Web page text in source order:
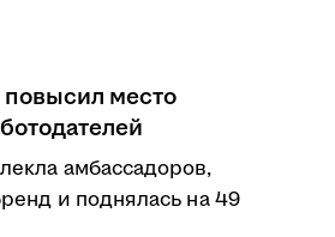
повысил место
амбассадоров,
и поднялась на 49